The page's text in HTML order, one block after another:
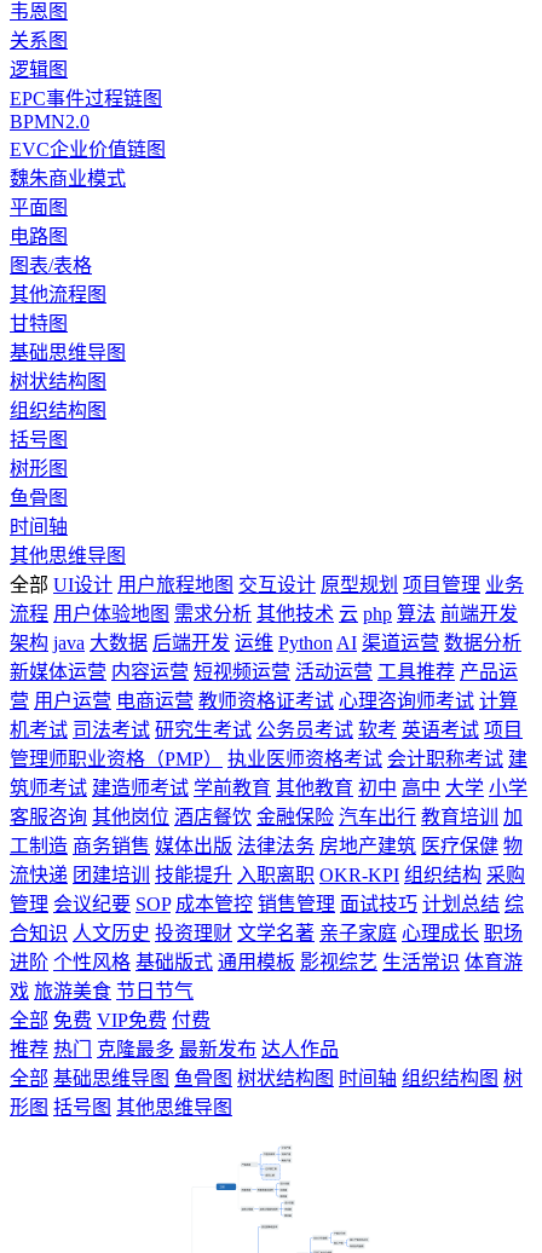
韦恩图
关系图
逻辑图
EPC事件过程链图
BPMN2.0
EVC企业价值链图
魏朱商业模式
平面图
电路图
图表/表格
其他流程图
甘特图
基础思维导图
树状结构图
组织结构图
括号图
树形图
鱼骨图
时间轴
其他思维导图
全部 UI设计 用户旅程地图 交互设计 原型规划 项目管理 业务
流程 用户体验地图 需求分析 其他技术 云 php 算法 前端开发
架构 java 大数据 后端开发 运维 Python AI 渠道运营 数据分析
新媒体运营 内容运营 短视频运营 活动运营 工具推荐 产品运
营 用户运营 电商运营 教师资格证考试 心理咨询师考试 计算
机考试 司法考试 研究生考试 公务员考试 软考 英语考试 项目
管理师职业资格（PMP）
执业医师资格考试 会计职称考试 建
筑师考试 建造师考试 学前教育 其他教育 初中 高中 大学 小学
客服咨询 其他岗位 酒店餐饮 金融保险 汽车出行 教育培训
加
工制造 商务销售 媒体出版 法律法务 房地产建筑 医疗保健 物
流快递 团建培训 技能提升 入职离职 OKR-KPI 组织结构 采购
管理 会议纪要 SOP 成本管控 销售管理 面试技巧 计划总结 综
合知识 人文历史 投资理财 文学名著 亲子家庭 心理成长 职场
进阶 个性风格 基础版式 通用模板 影视综艺 生活常识 体育游
戏 旅游美食 节日节气
全部 免费 VIP免费 付费
推荐 热门 克隆最多 最新发布 达人作品
全部 基础思维导图 鱼骨图 树状结构图 时间轴 组织结构图 树
形图 括号图 其他思维导图